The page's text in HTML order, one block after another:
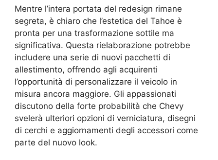
Mentre l’intera portata del redesign rimane
segreta, è chiaro che l’estetica del Tahoe è
pronta per una trasformazione sottile ma
significativa. Questa rielaborazione potrebbe
includere una serie di nuovi pacchetti di
allestimento, offrendo agli acquirenti
l’opportunità di personalizzare il veicolo in
misura ancora maggiore. Gli appassionati
discutono della forte probabilità che Chevy
svelerà ulteriori opzioni di verniciatura, disegni
di cerchi e aggiornamenti degli accessori come
parte del nuovo look.